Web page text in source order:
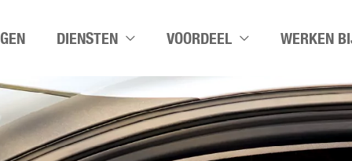
DIENSTEN VOORDEEL WERKEN